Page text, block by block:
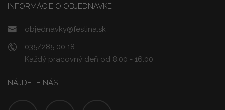
INFORMÁCIE O OBJEDNÁVKE
objednavky@festina.sk
035/285 00 18
Každý pracovný deň od 8:00 - 16:00
NÁJDETE NÁS